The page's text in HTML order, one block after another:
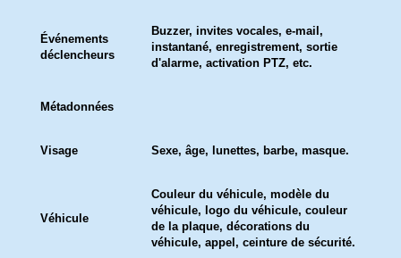
Événements
déclencheurs
Buzzer, invites vocales, e-mail,
instantané, enregistrement, sortie
d'alarme, activation PTZ, etc.
Métadonnées
Visage Sexe, âge, lunettes, barbe, masque.
Véhicule
Couleur du véhicule, modèle du
véhicule, logo du véhicule, couleur
de la plaque, décorations du
véhicule, appel, ceinture de sécurité.